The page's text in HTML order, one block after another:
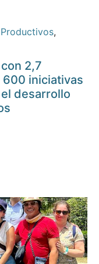
,
2,7
iniciativas
desarrollo